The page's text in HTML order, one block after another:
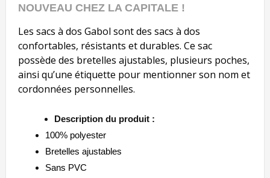
NOUVEAU CHEZ LA CAPITALE !
Les sacs à dos Gabol sont des sacs à dos
confortables, résistants et durables. Ce sac
possède des bretelles ajustables, plusieurs poches,
ainsi qu’une étiquette pour mentionner son nom et
cordonnées personnelles.
Description du produit :
100% polyester
Bretelles ajustables
Sans PVC